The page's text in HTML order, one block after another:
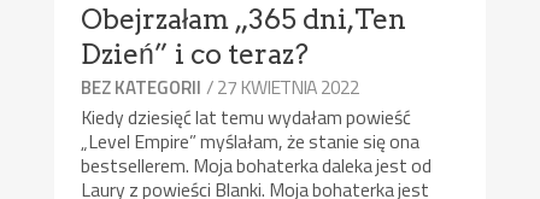
Obejrzałam „365 dni,Ten
Dzień” i co teraz?
BEZ KATEGORII / 27 KWIETNIA 2022
Kiedy dziesięć lat temu wydałam powieść
„Level Empire” myślałam, że stanie się ona
bestsellerem. Moja bohaterka daleka jest od
Laury z powieści Blanki. Moja bohaterka jest